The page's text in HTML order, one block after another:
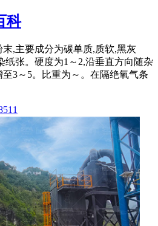
科
,主要成分为碳单质,质软,黑灰
纸张。硬度为1～2,沿垂直方向随杂
3～5。比重为～。在隔绝氧气条